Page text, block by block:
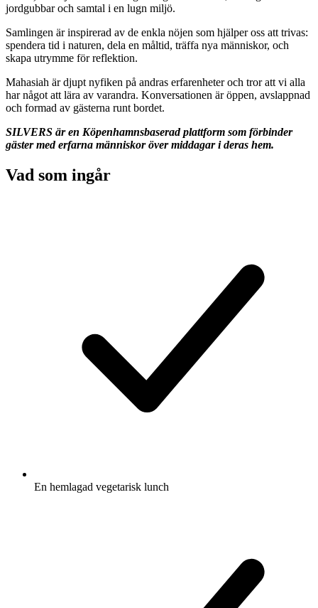
jordgubbar och samtal i en lugn miljö.
Samlingen är inspirerad av de enkla nöjen som hjälper oss att trivas:
spendera tid i naturen, dela en måltid, träffa nya människor, och
skapa utrymme för reflektion.
Mahasiah är djupt nyfiken på andras erfarenheter och tror att vi alla
har något att lära av varandra. Konversationen är öppen, avslappnad
och formad av gästerna runt bordet.
SILVERS är en Köpenhamnsbaserad plattform som förbinder
gäster med erfarna människor över middagar i deras hem.
Vad som ingår
En hemlagad vegetarisk lunch